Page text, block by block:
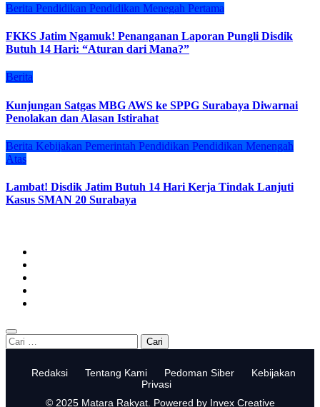
Berita Pendidikan Pendidikan Menegah Pertama
FKKS Jatim Ngamuk! Penanganan Laporan Pungli Disdik
Butuh 14 Hari: “Aturan dari Mana?”
Berita
Kunjungan Satgas MBG AWS ke SPPG Surabaya Diwarnai
Penolakan dan Alasan Istirahat
Berita Kebijakan Pemerintah Pendidikan Pendidikan Menengah
Atas
Lambat! Disdik Jatim Butuh 14 Hari Kerja Tindak Lanjuti
Kasus SMAN 20 Surabaya
Cari
untuk:
Redaksi Tentang Kami Pedoman Siber
Kebijakan
Privasi
© 2025 Matara Rakyat. Powered by Invex Creative